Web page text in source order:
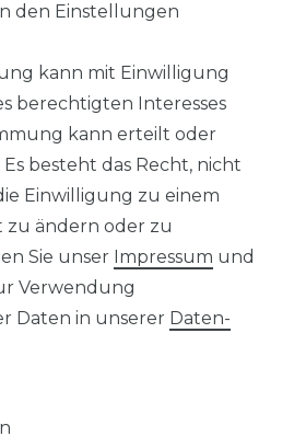
Rückgaberecht
Daten­schutz­erklärung
den Einstellungen
kann mit Einwilligung
berechtigten Interesses
kann erteilt oder
besteht das Recht, nicht
Einwilligung zu einem
ändern oder zu
Sie unser Impressum und
Verwendung
Daten in unserer Daten­